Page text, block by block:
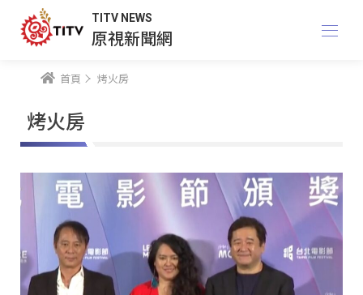
TITV NEWS
原視新聞網
首頁 烤火房
烤火房